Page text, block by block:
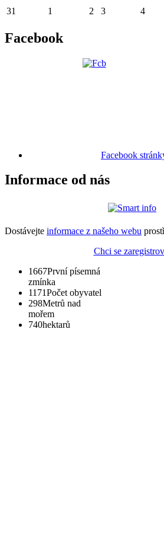
31 1 2 3 4
Facebook
Facebook
Informace od nás
Dostávejte informace z našeho webu
Chci se
1667První písemná
zmínka
1171Počet obyvatel
298Metrů nad
mořem
740hektarů